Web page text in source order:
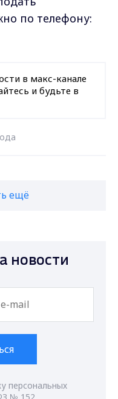
по телефону:
в макс-канале
и будьте в
ещё
новости
персональных
№ 152